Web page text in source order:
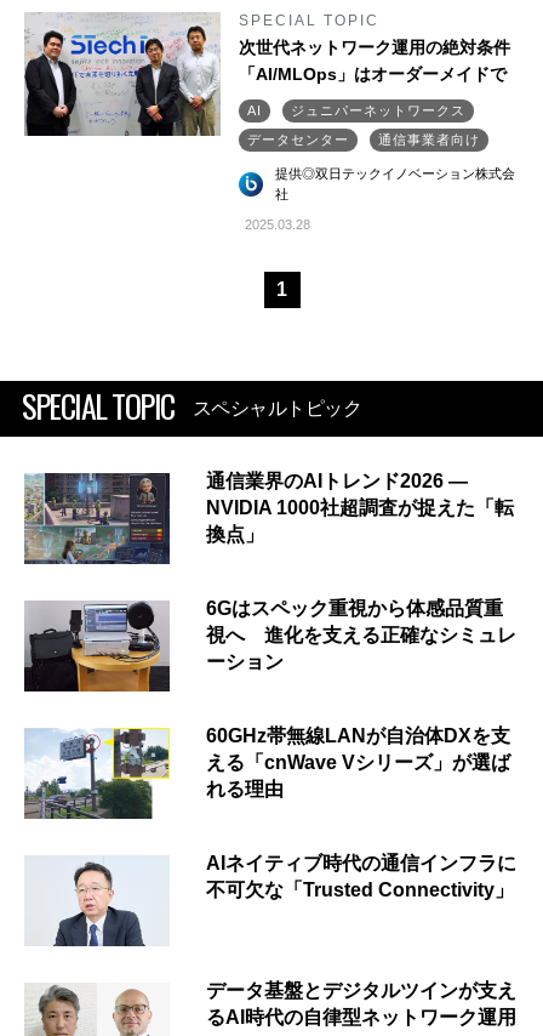
SPECIAL TOPIC
次世代ネットワーク運用の絶対条件
「AI/MLOps」はオーダーメイドで
AI
ジュニパーネットワークス
データセンター
通信事業者向け
提供◎双日テックイノベーション株式会
社
2025.03.28
1
SPECIAL TOPIC スペシャルトピック
通信業界のAIトレンド2026 ―
NVIDIA 1000社超調査が捉えた「転
換点」
6Gはスペック重視から体感品質重
視へ 進化を支える正確なシミュレ
ーション
60GHz帯無線LANが自治体DXを支
える「cnWave Vシリーズ」が選ば
れる理由
AIネイティブ時代の通信インフラに
不可欠な「Trusted Connectivity」
データ基盤とデジタルツインが支え
るAI時代の自律型ネットワーク運用